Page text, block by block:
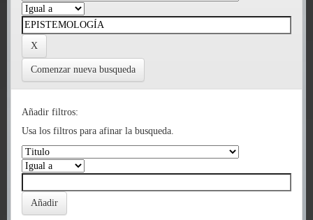
Comenzar nueva busqueda
Añadir filtros:
Usa los filtros para afinar la busqueda.